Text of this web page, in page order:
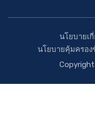
นโยบายเ
นโยบายคุ้มครอ